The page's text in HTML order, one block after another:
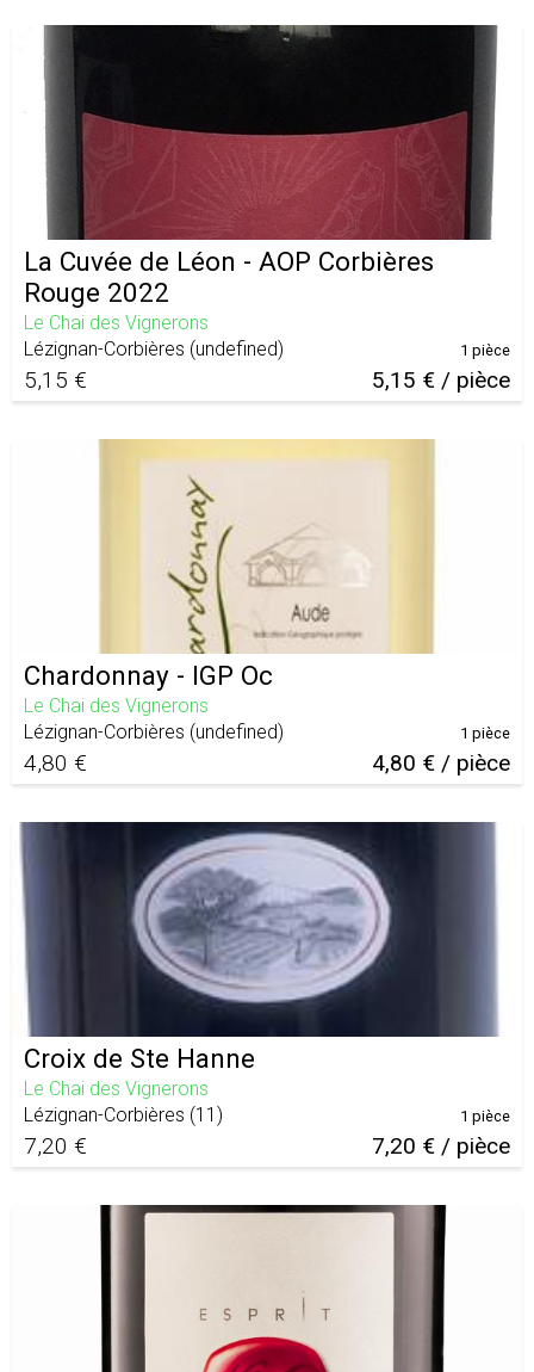
La Cuvée de Léon - AOP Corbières
Rouge 2022
Le Chai des Vignerons
Lézignan-Corbières (undefined)
5,15 € 5,15 € / pièce
1 pièce
Chardonnay - IGP Oc
Le Chai des Vignerons
Lézignan-Corbières (undefined)
4,80 € 4,80 € / pièce
1 pièce
Croix de Ste Hanne
Le Chai des Vignerons
Lézignan-Corbières (11 )
7,20 € 7,20 € / pièce
1 pièce